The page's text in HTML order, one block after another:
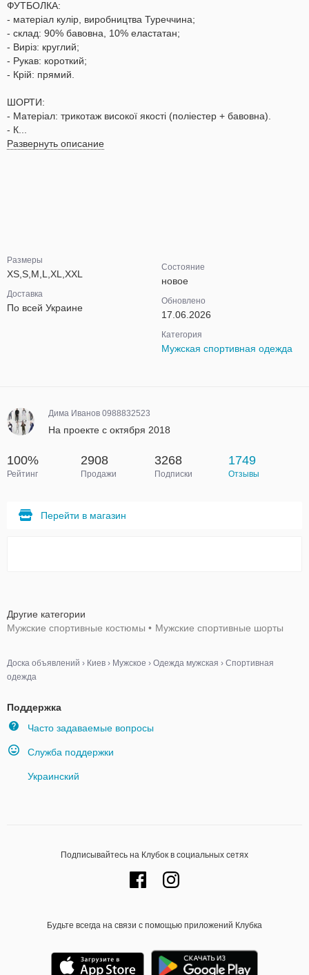
ФУТБОЛКА:
- матеріал кулір, виробництва Туреччина;
- склад: 90% бавовна, 10% еластатан;
- Виріз: круглий;
- Рукав: короткий;
- Крій: прямий.
ШОРТИ:
- Матеріал: трикотаж високої якості (поліестер + бавовна).
- К...
Развернуть описание
Размеры
XS,S,M,L,XL,XXL
Доставка
По всей Украине
Состояние
новое
Обновлено
17.06.2026
Категория
Мужская спортивная одежда
Дима Иванов 0988832523
На проекте с октября 2018
100%
Рейтинг
2908
Продажи
3268
Подписки
1749
Отзывы
Перейти в магазин
Другие категории
Мужские спортивные костюмы • Мужские спортивные шорты
Доска объявлений › Киев › Мужское › Одежда мужская › Спортивная
одежда
Поддержка
Часто задаваемые вопросы
Служба поддержки
Украинский
Подписывайтесь на Клубок в социальных сетях
Будьте всегда на связи с помощью приложений Клубка